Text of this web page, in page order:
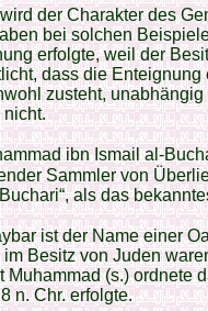
der Charakter des
bei solchen
erfolgte, weil der
dass die
zusteht,
nicht.
ibn Ismail al-
Sammler von
als das
ist der Name einer
im Besitz von Juden
Muhammad (s.) ordnete
n. Chr. erfolgte.